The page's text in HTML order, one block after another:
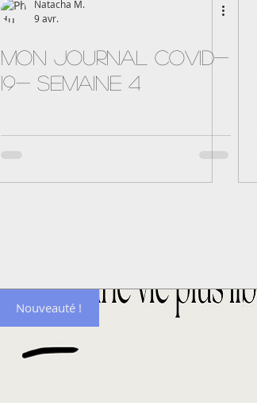
Natacha M.
9 avr.
Mon journal Covid-
19- semaine 4
Nouveauté !